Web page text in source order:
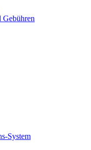
Gebühren
System